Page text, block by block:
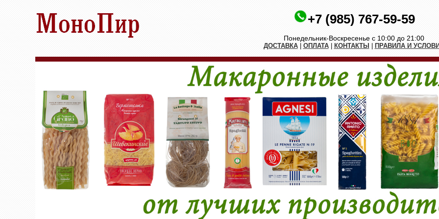
+7 (985) 767-59-59
Понедельник-Воскресенье с 10:00 до 21:00
ДОСТАВКА| ОПЛАТА| КОНТАКТЫ ПРАВИЛА И